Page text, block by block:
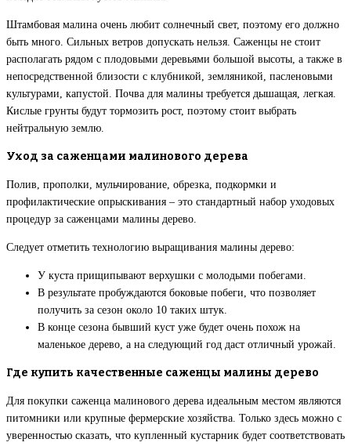
Штамбовая малина очень любит солнечный свет, поэтому его должно
быть много. Сильных ветров допускать нельзя. Саженцы не стоит
располагать рядом с плодовыми деревьями большой высоты, а также в
непосредственной близости с клубникой, земляникой, пасленовыми
культурами, капустой. Почва для малины требуется дышащая, легкая.
Кислые грунты будут тормозить рост, поэтому стоит выбрать
нейтральную землю.
Уход за саженцами малинового дерева
Полив, прополки, мульчирование, обрезка, подкормки и
профилактические опрыскивания – это стандартный набор уходовых
процедур за саженцами малины дерево.
Следует отметить технологию выращивания малины дерево:
У куста прищипывают верхушки с молодыми побегами.
В результате пробуждаются боковые побеги, что позволяет
получить за сезон около 10 таких штук.
В конце сезона бывший куст уже будет очень похож на
маленькое дерево, а на следующий год даст отличный урожай.
Где купить качественные саженцы малины дерево
Для покупки саженца малинового дерева идеальным местом являются
питомники или крупные фермерские хозяйства. Только здесь можно с
уверенностью сказать, что купленный кустарник будет соответствовать